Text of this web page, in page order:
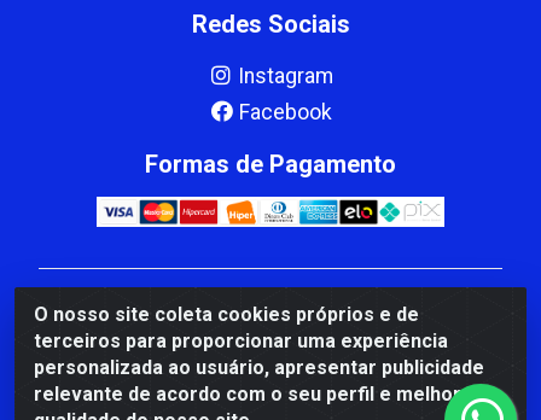
O nosso site coleta cookies próprios e de
terceiros para proporcionar uma experiência
personalizada ao usuário, apresentar publicidade
relevante de acordo com o seu perfil e melhorar a
Redes Sociais
Instagram
Facebook
Formas de Pagamento
CBP MACEDO COMERCIO PEÇAS LTDA Matriz - av
Mauro Miranda Madureira, 1249 - Coramara , Cachoeiro
de Itapemirim/ES - CEP 29.311-310 - CNPJ
00.502.680/0001-41